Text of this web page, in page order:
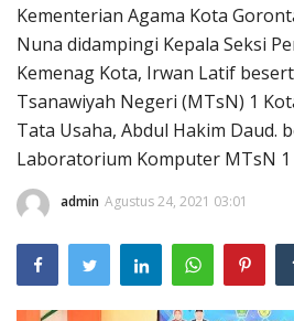
OPINI
Syarat dan Ketentuan
Aplikasi
Pengumuman
Layanan Publik
Whistleblowing System
Tentang Kami
Kementerian Agama Kota
Nuna didampingi Kepala Seksi
Kemenag Kota, Irwan Latif
Tsanawiyah Negeri (MTsN) 1
Tata Usaha, Abdul Hakim Daud.
Laboratorium Komputer MTsN
admin Agustus 24, 2021 03:01